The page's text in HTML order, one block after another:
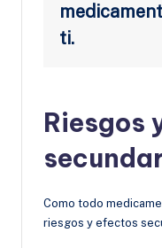
ti.
Riesgos
Como todo
riesgos y efectos